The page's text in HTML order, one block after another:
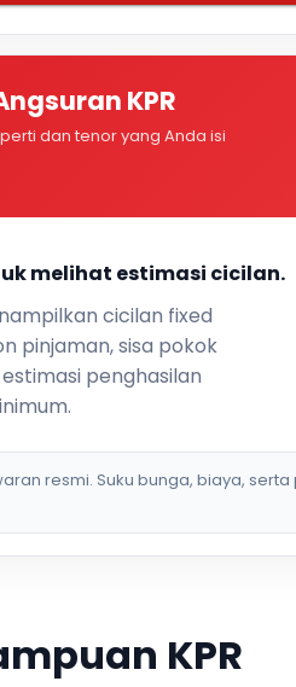
KPR
dan tenor yang Anda isi
melihat estimasi cicilan.
cicilan fixed
pinjaman, sisa pokok
penghasilan
resmi. Suku bunga, biaya,
KPR